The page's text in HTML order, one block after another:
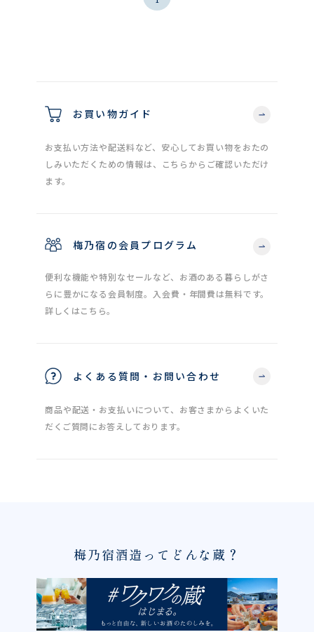
お買い物ガイド
お支払い方法や配送料など、安心してお買い物をおたの
しみいただくための情報は、こちらからご確認いただけ
ます。
梅乃宿の会員プログラム
便利な機能や特別なセールなど、お酒のある暮らしがさ
らに豊かになる会員制度。入会費・年間費は無料です。
詳しくはこちら。
よくある質問・お問い合わせ
商品や配送・お支払いについて、お客さまからよくいた
だくご質問にお答えしております。
梅乃宿酒造ってどんな蔵？